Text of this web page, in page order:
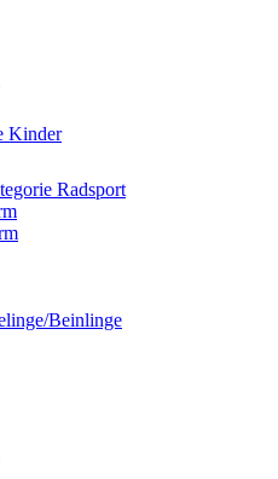
Radsport
Beinlinge